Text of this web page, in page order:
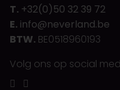
T. +32(0)50 32 39 72
E. info@neverland.be
BTW. BE0518960193
Volg ons op social